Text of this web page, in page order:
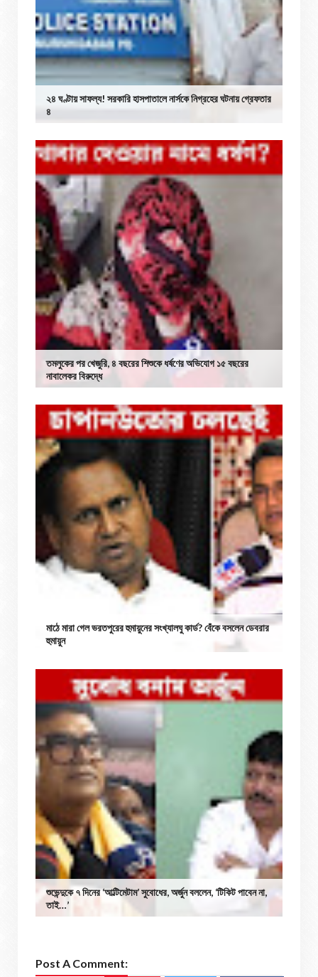
২৪ ঘণ্টায় সাফল্য! সরকারি হাসপাতালে নার্সকে নিগ্রহের ঘটনায় গ্রেফতার
৪
তমলুকের পর খেজুরি, ৪ বছরের শিশুকে ধর্ষণের অভিযোগ ১৫ বছরের
নাবালেকর বিরুদ্ধে
মাঠে মারা গেল ভরতপুরের হুমায়ুনের সংখ্যালঘু কার্ড? বেঁকে বসলেন ডেবরার
হুমায়ুন
শুভেন্দুকে ৭ দিনের ‘আল্টিমেটাম’ সুবোধের, অর্জুন বললেন, ‘টিকিট পাবেন না,
তাই…’
Post A Comment: